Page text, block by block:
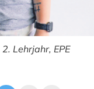
Lehrjahr, EPE